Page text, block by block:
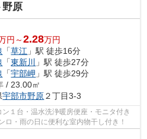
野原
円～2.28万円
「草江 」駅 徒歩16分
「東新川
」駅 徒歩27分
「宇部岬 」駅 徒歩29分
/ 23.00㎡
宇部市野原２丁目3-3
１台・温水洗浄暖房便座・モニタ付き
ロ・雨の日に便利な室内物干し付き！